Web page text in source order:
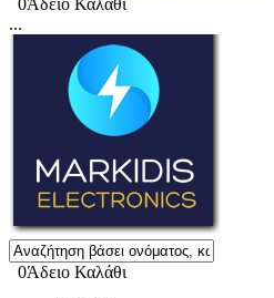
...
0Άδειο Καλάθι